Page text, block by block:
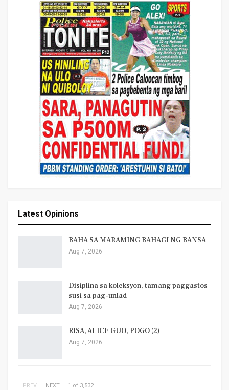
Latest Opinions
BAHA SA MARAMING BAHAGI NG BANSA
Aug 7, 2026
Disiplina sa koleksyon, tamang paggastos
susi sa pag-unlad
Aug 7, 2026
RISA, ALICE GUO, POGO (2)
Aug 7, 2026
PREV NEXT 1 of 3,532